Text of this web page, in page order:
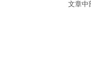
文章中